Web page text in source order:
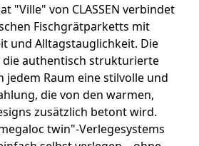
"Ville" von CLASSEN verbindet
Fischgrätparketts mit
und Alltagstauglichkeit. Die
die authentisch strukturierte
jedem Raum eine stilvolle und
die von den warmen,
zusätzlich betont wird.
twin"-Verlegesystems